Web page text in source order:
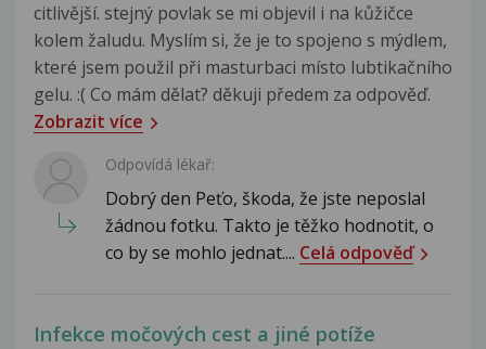
citlivější. stejný povlak se mi objevil i na kůžičce
kolem žaludu. Myslím si, že je to spojeno s mýdlem,
které jsem použil při masturbaci místo lubtikačního
gelu. :( Co mám dělat? děkuji předem za odpověď.
Zobrazit více
Odpovídá lékař:
Dobrý den Peťo, škoda, že jste neposlal
žádnou fotku. Takto je těžko hodnotit, o
co by se mohlo jednat.... Celá odpověď
Infekce močových cest a jiné potíže